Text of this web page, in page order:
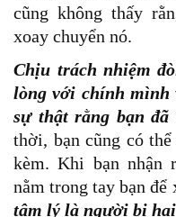
cũng không thấy
xoay chuyển nó.
Chịu trách nhiệm
lòng với chính mình
sự thật rằng bạn đã
thời, bạn cũng có
kèm. Khi bạn nhận
nằm trong tay bạn
tâm lý là người bị hại